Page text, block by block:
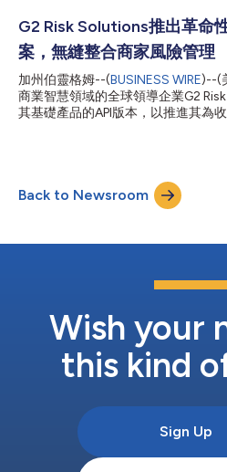
使G2RS能夠強化其服務組合，並將
循管理的關鍵領域。 透過這一措施，
管產業提供服務的能力，包括銀行、
機構、監管實體和網際網路平台等金
Longe表示：「對於我們的客戶來說
複雜性不斷升級和數位化變革迅速的
無與倫比的風險管理解決方案的合作
G2 Risk Solutions推出革命
案，無縫整合商家風險管理
加州伯靈格姆--(BUSINESS WIRE)--(
商業智慧領域的全球領導企業G2
其基礎產品的API版本，以推進其為
決方案的最後一環，將進駐與G2RS
Monitoring和Transaction
經理將前所未有地能夠在單一平台
規行為。 「能夠成為首個推出基於
Longe表示，「我們的客戶需要快速
機，同時最大限度地降低商家組合
Back to Newsroom
Wish your
this kind
Sign Up